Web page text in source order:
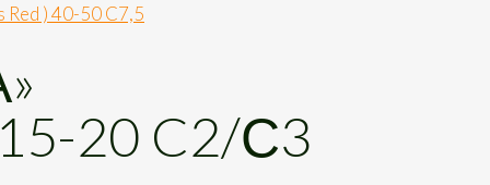
Red ) 40-50 C7,5
20 C2/С3